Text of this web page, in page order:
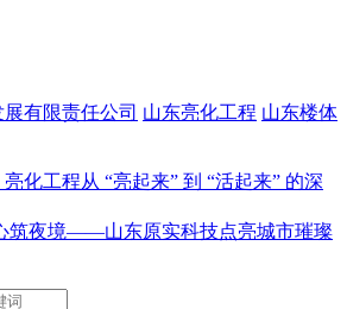
有限责任公司 山东亮化工程 山东楼体
化工程从 “亮起来” 到 “活起来” 的深
筑夜境——山东原实科技点亮城市璀璨